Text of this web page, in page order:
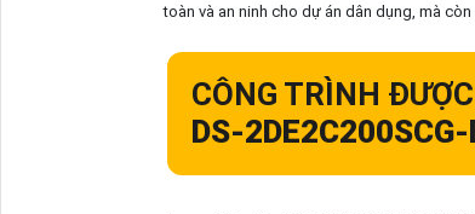
toàn và an ninh cho dự án dân dụng, mà
CÔNG TRÌNH
DS-